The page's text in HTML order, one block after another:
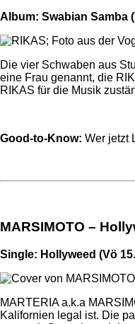
Album: Swabian Samba
Die vier Schwaben aus
eine Frau genannt, die
RIKAS für die Musik
Good-to-Know: Wer jetzt
MARSIMOTO –
Single: Hollyweed (Vö
MARTERIA a.k.a
Kalifornien legal ist. Die